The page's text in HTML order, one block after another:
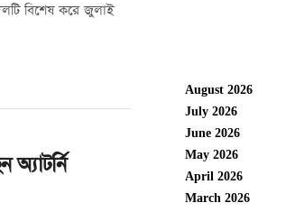
বিশেষ করে জুলাই
August 2026
July 2026
June 2026
May 2026
April 2026
March 2026